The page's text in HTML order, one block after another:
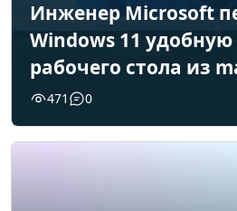
Инженер Microsoft
Windows 11
рабочего стола из
471 0